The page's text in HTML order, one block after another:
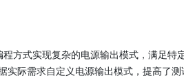
方式实现复杂的电源输出模式，满足特
际需求自定义电源输出模式，提高了测